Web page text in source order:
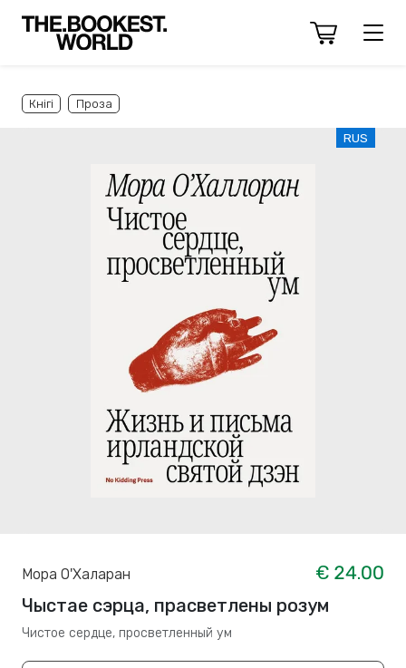
Кнігі Проза
RUS
Мора О'Халаран
€ 24.00
Чыстае сэрца, прасветлены розум
Чистое сердце, просветленный ум